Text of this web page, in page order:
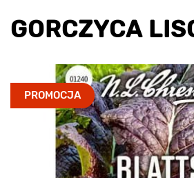
GORCZYCA
PROMOCJA